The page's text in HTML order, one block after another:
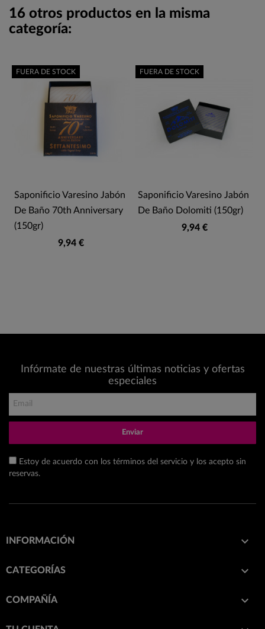
16 otros productos en la misma
categoría:
Saponificio Varesino Jabón
De Baño 70th Anniversary
(150gr)
9,94 €
FUERA DE STOCK
Saponificio Varesino Jabón
De Baño Dolomiti (150gr)
9,94 €
FUERA DE STOCK
Infórmate de nuestras últimas noticias y ofertas
especiales
Enviar
Estoy de acuerdo con los términos del servicio y los acepto sin
reservas.
INFORMACIÓN 
CATEGORÍAS 
COMPAÑÍA 